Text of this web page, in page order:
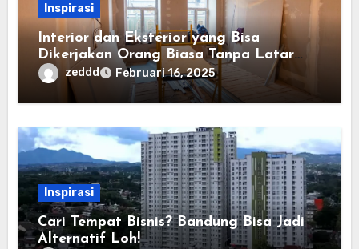
Inspirasi
Interior dan Eksterior yang Bisa
Dikerjakan Orang Biasa Tanpa Latar
Belakang Seni atau Konstruksi
zeddd Februari 16, 2025
Inspirasi
Cari Tempat Bisnis? Bandung Bisa Jadi
Alternatif Loh!